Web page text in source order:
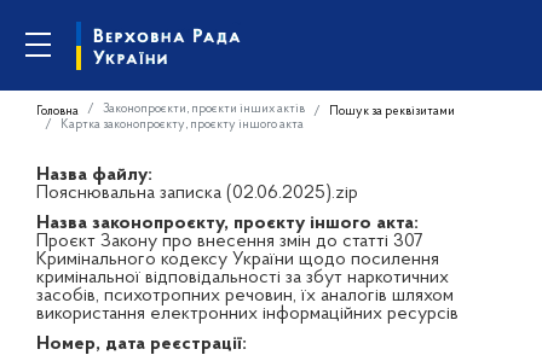
Головна Законопроєкти, проєкти інших актів
Пошук за реквізитами
Картка законопроєкту, проєкту іншого акта
Назва файлу:
Пояснювальна записка (02.06.2025).zip
Назва законопроєкту, проєкту іншого акта:
Проєкт Закону про внесення змін до статті 307
Кримінального кодексу України щодо посилення
кримінальної відповідальності за збут наркотичних
засобів, психотропних речовин, їх аналогів шляхом
використання електронних інформаційних ресурсів
Номер, дата реєстрації: